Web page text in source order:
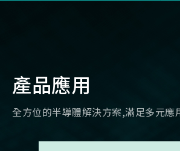
產品應用
全方位的半導體解決方案,滿足多元應